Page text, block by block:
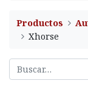
Productos
Xhorse